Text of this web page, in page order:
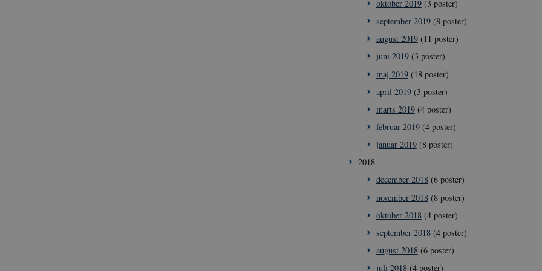
oktober 2019(3 poster)
september 2019(8 poster)
august 2019(11 poster)
juni 2019(3 poster)
maj 2019(18 poster)
april 2019(3 poster)
marts 2019(4 poster)
februar 2019(4 poster)
januar 2019(8 poster)
2018
december 2018(6 poster)
november 2018(8 poster)
oktober 2018(4 poster)
september 2018(4 poster)
august 2018(6 poster)
juli 2018(4 poster)